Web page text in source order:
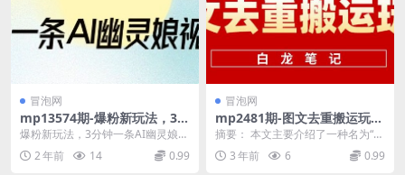
冒泡网
mp13574期-爆粉新玩法，3分
钟一条AI幽灵娘视频，日涨20
00粉丝，多种变现方式
爆粉新玩法，3分钟一条AI幽灵娘视
频，日涨2000粉丝，多种变现方式
最近这个幽...
2 年前 14 0.99
冒泡网
mp2481期-图文去重搬运玩
法，坚持执行日入300+，适合
大部分项目（附带去重参数）
(“图文去重搬运”一种高效的抖
摘要： 本文主要介绍了一种名为“图
文去重搬运”的推广引流方法。该方
法主要是将抖音...
3 年前 6 0.99